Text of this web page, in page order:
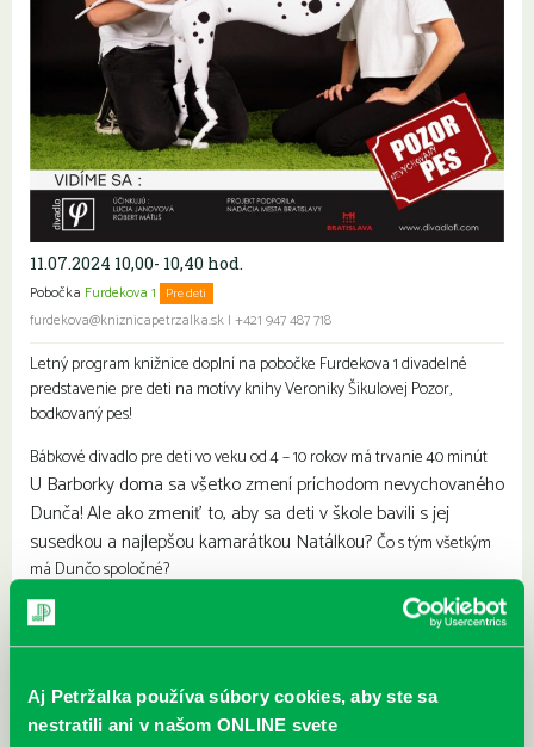
Aj Petržalka používa súbory cookies, aby ste sa
nestratili ani v našom ONLINE svete
11.07.2024 10,00- 10,40 hod.
Pobočka Furdekova 1 Pre deti
furdekova@kniznicapetrzalka.sk | +421 947 487 718
Letný program knižnice doplní na pobočke Furdekova 1 divadelné
predstavenie pre deti na motívy knihy Veroniky Šikulovej Pozor,
bodkovaný pes!
Bábkové divadlo pre deti vo veku od 4 – 10 rokov má trvanie 40 minút
U Barborky doma sa všetko zmení príchodom nevychovaného
Dunča! Ale ako zmeniť to, aby sa deti v škole bavili s jej
susedkou a najlepšou kamarátkou Natálkou?Čo s tým všetkým
má Dunčo spoločné?
Najbližšie podujatia
Čítame ušami. Audioknihy v
ponuke petržalskej knižnice
DNES